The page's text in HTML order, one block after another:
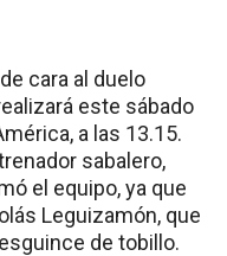
cara al duelo
este sábado
a las 13.15.
sabalero,
el equipo, ya que
Leguizamón, que
de tobillo.